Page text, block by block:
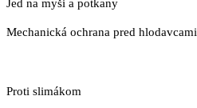
Jed na myši a potkany
Mechanická ochrana pred hlodavcami
Proti slimákom